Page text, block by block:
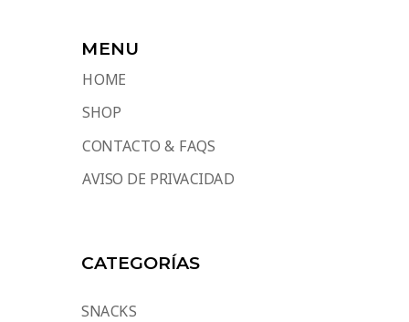
MENU
HOME
SHOP
CONTACTO & FAQS
AVISO DE PRIVACIDAD
CATEGORÍAS
SNACKS